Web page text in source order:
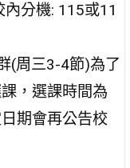
分機: 115或11
(周三3-4節)為了
，選課時間為
期會再公告校